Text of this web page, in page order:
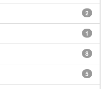
2
1
8
5